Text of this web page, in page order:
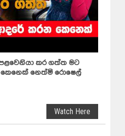
කර ගත්ත මට
නෙත්මි රොෂෙල්
Watch Here